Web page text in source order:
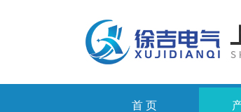
首 页